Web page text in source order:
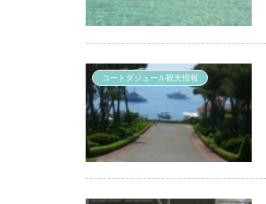
コートダジュール観光情報